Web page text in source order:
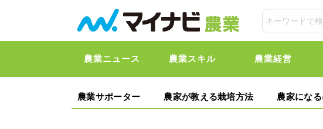
農業ニュース 農業スキル 農業経営
農業サポーター 農家が教える栽培方法 農家にな